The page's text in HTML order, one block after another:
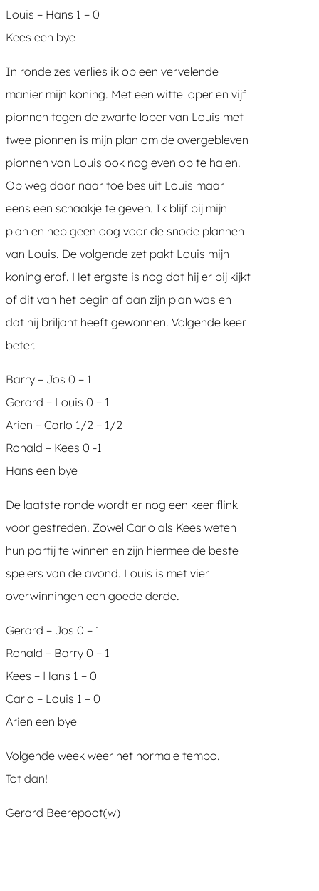
Louis – Hans 1 – 0
Kees een bye
In ronde zes verlies ik op een vervelende
manier mijn koning. Met een witte loper en vijf
pionnen tegen de zwarte loper van Louis met
twee pionnen is mijn plan om de overgebleven
pionnen van Louis ook nog even op te halen.
Op weg daar naar toe besluit Louis maar
eens een schaakje te geven. Ik blijf bij mijn
plan en heb geen oog voor de snode plannen
van Louis. De volgende zet pakt Louis mijn
koning eraf. Het ergste is nog dat hij er bij kijkt
of dit van het begin af aan zijn plan was en
dat hij briljant heeft gewonnen. Volgende keer
beter.
Barry – Jos 0 – 1
Gerard – Louis 0 – 1
Arien – Carlo 1/2 – 1/2
Ronald – Kees 0 -1
Hans een bye
De laatste ronde wordt er nog een keer flink
voor gestreden. Zowel Carlo als Kees weten
hun partij te winnen en zijn hiermee de beste
spelers van de avond. Louis is met vier
overwinningen een goede derde.
Gerard – Jos 0 – 1
Ronald – Barry 0 – 1
Kees – Hans 1 – 0
Carlo – Louis 1 – 0
Arien een bye
Volgende week weer het normale tempo.
Tot dan!
Gerard Beerepoot(w)